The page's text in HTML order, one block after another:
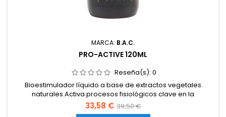
MARCA: B.A.C.
PRO-ACTIVE 120ML
Reseña(s): 0
Bioestimulador líquido a base de extractos vegetales
naturales.Activa procesos fisiológicos clave en la
planta.Mejora la absorción y transporte de
nutrientes.Refuerza el sistema inmunológico y la resistencia
33,58 € 39,50 €